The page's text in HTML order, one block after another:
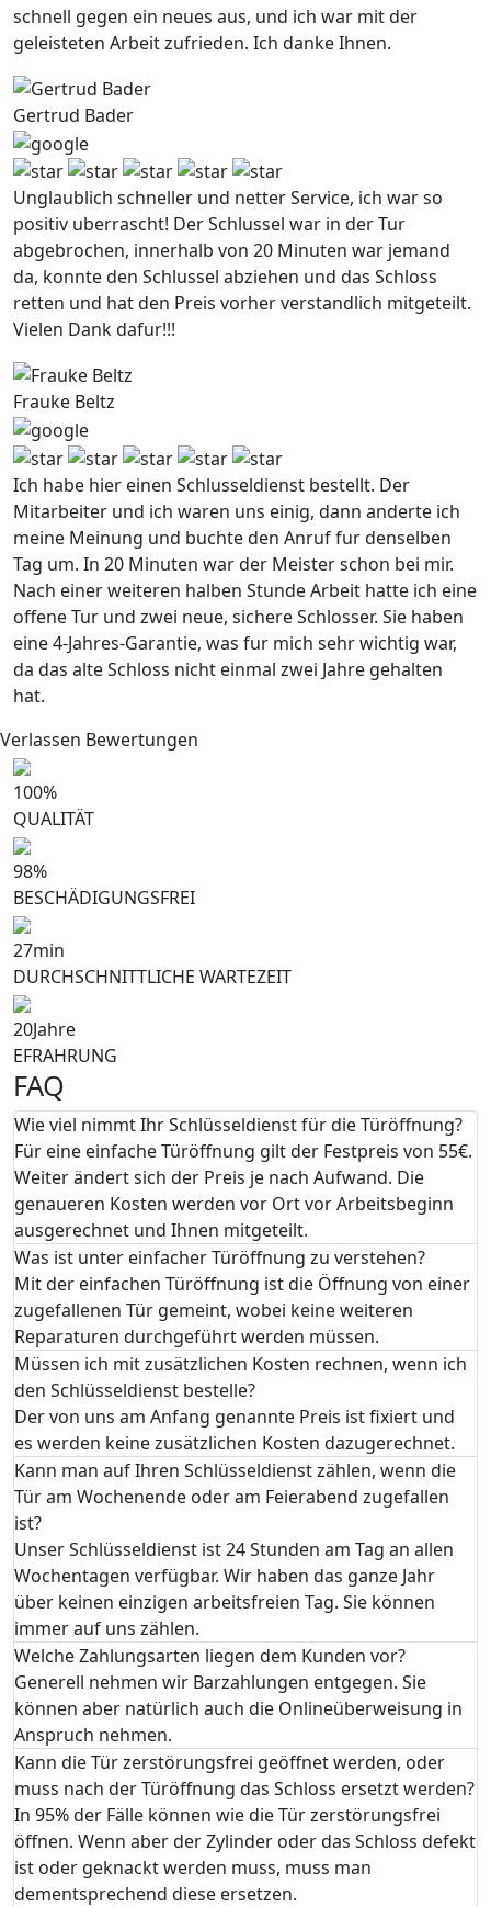
schnell gegen ein neues aus, und ich war mit der
geleisteten Arbeit zufrieden. Ich danke Ihnen.
Gertrud Bader
Unglaublich schneller und netter Service, ich war so
positiv uberrascht! Der Schlussel war in der Tur
abgebrochen, innerhalb von 20 Minuten war jemand
da, konnte den Schlussel abziehen und das Schloss
retten und hat den Preis vorher verstandlich mitgeteilt.
Vielen Dank dafur!!!
Frauke Beltz
Ich habe hier einen Schlusseldienst bestellt. Der
Mitarbeiter und ich waren uns einig, dann anderte ich
meine Meinung und buchte den Anruf fur denselben
Tag um. In 20 Minuten war der Meister schon bei mir.
Nach einer weiteren halben Stunde Arbeit hatte ich eine
offene Tur und zwei neue, sichere Schlosser. Sie haben
eine 4-Jahres-Garantie, was fur mich sehr wichtig war,
da das alte Schloss nicht einmal zwei Jahre gehalten
hat.
Verlassen Bewertungen
100%
QUALITÄT
98%
BESCHÄDIGUNGSFREI
27min
DURCHSCHNITTLICHE WARTEZEIT
20Jahre
EFRAHRUNG
FAQ
Wie viel nimmt Ihr Schlüsseldienst für die Türöffnung?
Für eine einfache Türöffnung gilt der Festpreis von 55€.
Weiter ändert sich der Preis je nach Aufwand. Die
genaueren Kosten werden vor Ort vor Arbeitsbeginn
ausgerechnet und Ihnen mitgeteilt.
Was ist unter einfacher Türöffnung zu verstehen?
Mit der einfachen Türöffnung ist die Öffnung von einer
zugefallenen Tür gemeint, wobei keine weiteren
Reparaturen durchgeführt werden müssen.
Müssen ich mit zusätzlichen Kosten rechnen, wenn ich
den Schlüsseldienst bestelle?
Der von uns am Anfang genannte Preis ist fixiert und
es werden keine zusätzlichen Kosten dazugerechnet.
Kann man auf Ihren Schlüsseldienst zählen, wenn die
Tür am Wochenende oder am Feierabend zugefallen
ist?
Unser Schlüsseldienst ist 24 Stunden am Tag an allen
Wochentagen verfügbar. Wir haben das ganze Jahr
über keinen einzigen arbeitsfreien Tag. Sie können
immer auf uns zählen.
Welche Zahlungsarten liegen dem Kunden vor?
Generell nehmen wir Barzahlungen entgegen. Sie
können aber natürlich auch die Onlineüberweisung in
Anspruch nehmen.
Kann die Tür zerstörungsfrei geöffnet werden, oder
muss nach der Türöffnung das Schloss ersetzt werden?
In 95% der Fälle können wie die Tür zerstörungsfrei
öffnen. Wenn aber der Zylinder oder das Schloss defekt
ist oder geknackt werden muss, muss man
dementsprechend diese ersetzen.